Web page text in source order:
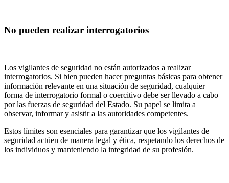
No pueden realizar interrogatorios
Los vigilantes de seguridad no están autorizados a realizar
interrogatorios. Si bien pueden hacer preguntas básicas para obtener
información relevante en una situación de seguridad, cualquier
forma de interrogatorio formal o coercitivo debe ser llevado a cabo
por las fuerzas de seguridad del Estado. Su papel se limita a
observar, informar y asistir a las autoridades competentes.
Estos límites son esenciales para garantizar que los vigilantes de
seguridad actúen de manera legal y ética, respetando los derechos de
los individuos y manteniendo la integridad de su profesión.